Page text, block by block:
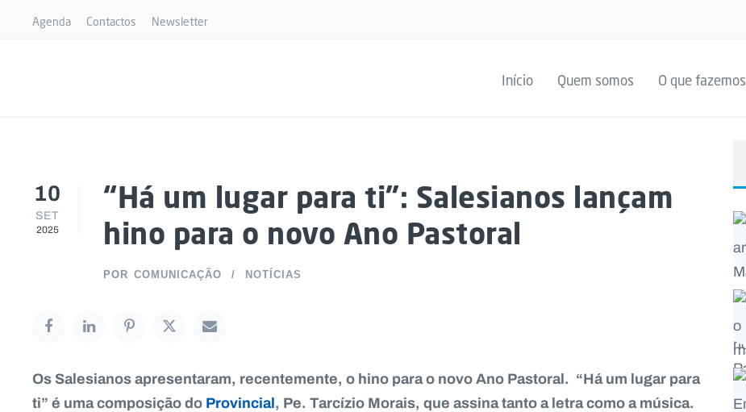
Agenda Contactos Newsletter
Início Quem somos O que fazemos
10
SET
2025
“Há um lugar para ti”: Salesianos lançam
hino para o novo Ano Pastoral
POR COMUNICAÇÃO NOTÍCIAS
Os Salesianos apresentaram, recentemente, o hino para o novo Ano Pastoral. “Há um lugar para
ti” é uma composição doProvincial, Pe. Tarcízio Morais, que assina tanto a letra como a música.